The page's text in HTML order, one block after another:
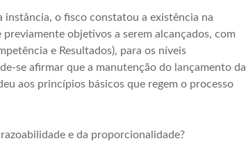
instância, o fisco constatou a existência na
objetivos a serem alcançados, com
e Resultados), para os níveis
se afirmar que a manutenção do lançamento da
aos princípios básicos que regem o processo
e da proporcionalidade?